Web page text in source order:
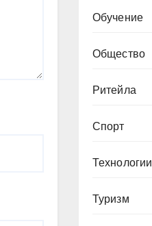
Обучение
Общество
Ритейла
Спорт
Технологии
Туризм